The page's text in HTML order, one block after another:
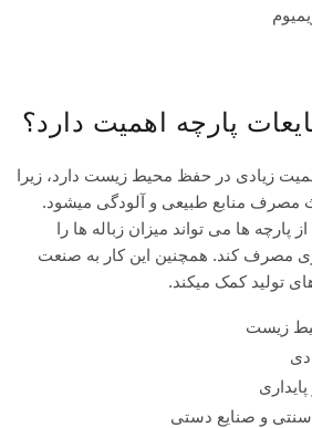
پارچه اهمیت دارد؟
زیادی در حفظ محیط زیست دارد، زیرا
مصرف منابع طبیعی و آلودگی میشود.
پارچه ها می تواند میزان زباله ها را
مصرف کند. همچنین این کار به صنعت
تولید کمک میکند.
زیست
و صنایع دستی